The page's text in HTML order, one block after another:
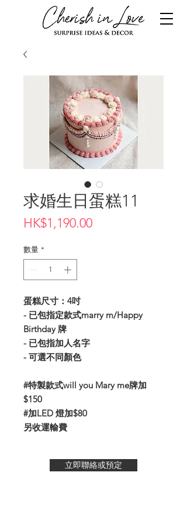
求婚生日蛋糕11
HK$1,190.00價
數量 *
蛋糕尺寸：4吋
- 已包指定款式marry m/Happy
Birthday 牌
- 已包指加人名字
- 可選不同顏色
#特製款式will you Mary me牌加
$150
#加LED 燈加$80
另收運輸費
立即聯絡或預定